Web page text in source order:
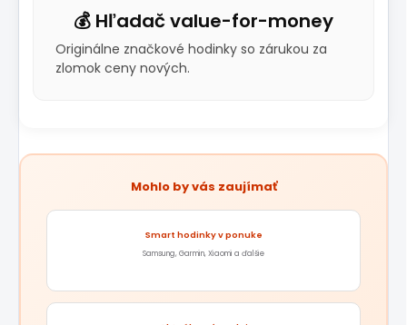
💰 Hľadač value-for-money
Originálne značkové hodinky so zárukou za
zlomok ceny nových.
Mohlo by vás zaujímať
Smart hodinky v ponuke
Samsung, Garmin, Xiaomi a ďalšie